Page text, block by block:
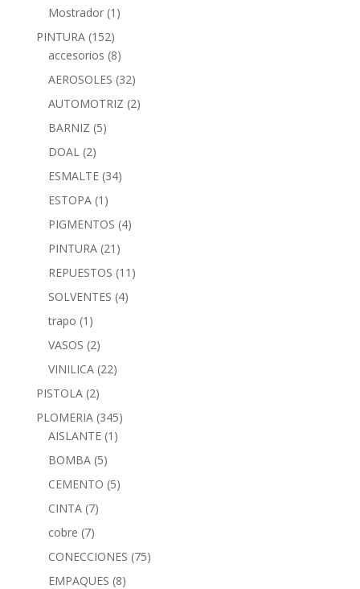
Mostrador (1)
PINTURA (152)
accesorios (8)
AEROSOLES (32)
AUTOMOTRIZ (2)
BARNIZ (5)
DOAL (2)
ESMALTE (34)
ESTOPA (1)
PIGMENTOS (4)
PINTURA (21)
REPUESTOS (11)
SOLVENTES (4)
trapo (1)
VASOS (2)
VINILICA (22)
PISTOLA (2)
PLOMERIA (345)
AISLANTE (1)
BOMBA (5)
CEMENTO (5)
CINTA (7)
cobre (7)
CONECCIONES (75)
EMPAQUES (8)